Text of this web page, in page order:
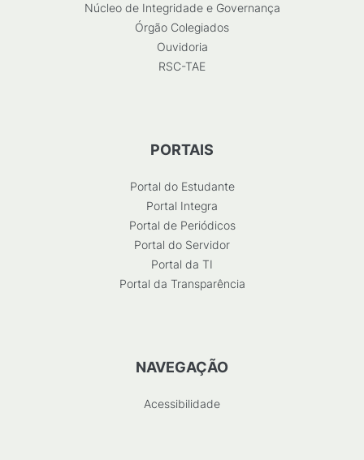
Núcleo de Integridade e Governança
Órgão Colegiados
Ouvidoria
RSC-TAE
PORTAIS
Portal do Estudante
Portal Integra
Portal de Periódicos
Portal do Servidor
Portal da TI
Portal da Transparência
NAVEGAÇÃO
Acessibilidade